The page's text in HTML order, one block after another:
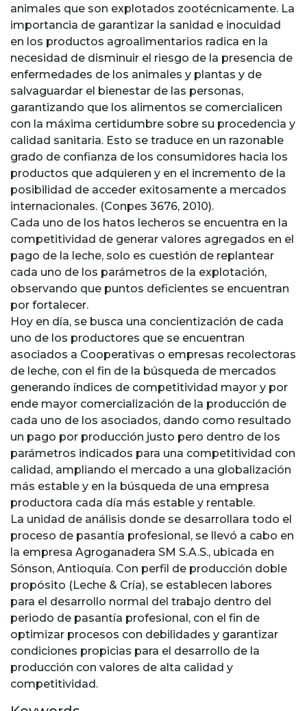
animales que son explotados zootécnicamente. La
importancia de garantizar la sanidad e inocuidad
en los productos agroalimentarios radica en la
necesidad de disminuir el riesgo de la presencia de
enfermedades de los animales y plantas y de
salvaguardar el bienestar de las personas,
garantizando que los alimentos se comercialicen
con la máxima certidumbre sobre su procedencia y
calidad sanitaria. Esto se traduce en un razonable
grado de confianza de los consumidores hacia los
productos que adquieren y en el incremento de la
posibilidad de acceder exitosamente a mercados
internacionales. (Conpes 3676, 2010).
Cada uno de los hatos lecheros se encuentra en la
competitividad de generar valores agregados en el
pago de la leche, solo es cuestión de replantear
cada uno de los parámetros de la explotación,
observando que puntos deficientes se encuentran
por fortalecer.
Hoy en día, se busca una concientización de cada
uno de los productores que se encuentran
asociados a Cooperativas o empresas recolectoras
de leche, con el fin de la búsqueda de mercados
generando índices de competitividad mayor y por
ende mayor comercialización de la producción de
cada uno de los asociados, dando como resultado
un pago por producción justo pero dentro de los
parámetros indicados para una competitividad con
calidad, ampliando el mercado a una globalización
más estable y en la búsqueda de una empresa
productora cada día más estable y rentable.
La unidad de análisis donde se desarrollara todo el
proceso de pasantía profesional, se llevó a cabo en
la empresa Agroganadera SM S.A.S., ubicada en
Sónson, Antioquía. Con perfil de producción doble
propósito (Leche & Cría), se establecen labores
para el desarrollo normal del trabajo dentro del
periodo de pasantía profesional, con el fin de
optimizar procesos con debilidades y garantizar
condiciones propicias para el desarrollo de la
producción con valores de alta calidad y
competitividad.